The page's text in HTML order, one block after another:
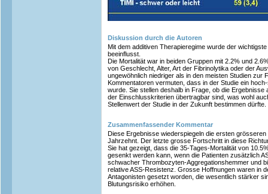
Diskussion durch die Autoren
Mit dem additiven Therapieregime wurde der
beeinflusst.
Die Mortalität war in beiden Gruppen mit 2.2% und
von Geschlecht, Alter, Art der Fibrinolytika oder der
ungewöhnlich niedriger als in den meisten Studien zur
Kommentatoren vermuten, dass in der Studie ein
wurde. Sie stellen deshalb in Frage, ob die Ergebnisse
der Einschlusskriterien übertragbar sind, was wohl
Stellenwert der Studie in der Zukunft bestimmen dürfte.
Zusammenfassender Kommentar
Diese Ergebnisse wiederspiegeln die ersten
Jahrzehnt. Der letzte grosse Fortschritt in diese
Sie hat gezeigt, dass die 35-Tages-Mortalität von
gesenkt werden kann, wenn die Patienten zusätzlich
schwacher Thrombozyten-Aggregationshemmer und
relative ASS-Resistenz. Grosse Hoffnungen waren in
Antagonisten gesetzt worden, die wesentlich stärker
Blutungsrisiko erhöhen.